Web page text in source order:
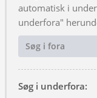
automatisk i
underfora"
Søg i fora
Søg i underfora: